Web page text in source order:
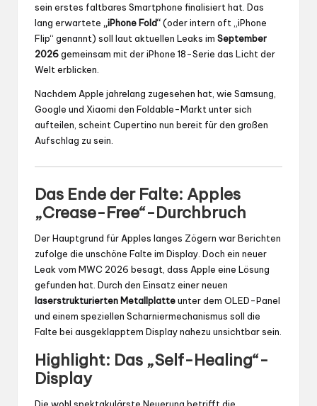
sein erstes faltbares Smartphone finalisiert hat. Das
lang erwartete „iPhone Fold“(oder intern oft „iPhone
Flip“ genannt) soll laut aktuellen Leaks im September
2026gemeinsam mit der iPhone 18-Serie das Licht der
Welt erblicken.
Nachdem Apple jahrelang zugesehen hat, wie Samsung,
Google und Xiaomi den Foldable-Markt unter sich
aufteilen, scheint Cupertino nun bereit für den großen
Aufschlag zu sein.
Das Ende der Falte: Apples
„Crease-Free“-Durchbruch
Der Hauptgrund für Apples langes Zögern war Berichten
zufolge die unschöne Falte im Display. Doch ein neuer
Leak vom MWC 2026 besagt, dass Apple eine Lösung
gefunden hat. Durch den Einsatz einer neuen
laserstrukturierten Metallplatteunter dem OLED-Panel
und einem speziellen Scharniermechanismus soll die
Falte bei ausgeklapptem Display nahezu unsichtbar sein.
Highlight: Das „Self-Healing“-
Display